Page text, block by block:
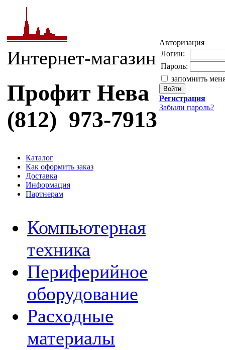
Интернет-магазин
Профит Нева
(812) 973-7913
Авторизация
Логин:
Пароль:
запомнить
Регистрация
Забыли пароль?
Каталог
Как оформить заказ
Доставка
Информация
Партнерам
Компьютерная
техника
Периферийное
оборудование
Расходные
материалы